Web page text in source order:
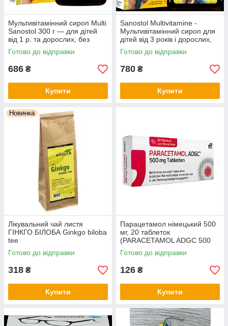
Мультивітамінний сироп Multi
Sanostol 300 г — для дітей
від 1 р. та дорослих, без
цукру, з апельсиновим
смаком, Німеччина
Готово до відправки
686 ₴
Купити
Sanostol Multivitamine -
Мультивітамінний сироп для
дітей від 3 років і дорослих,
без цукру, з натуральним
апельсиновим смаком
Готово до відправки
780 ₴
Купити
Новинка
Лікувальний чай листя
ГІНКГО БІЛОБА Ginkgo biloba
tee
Готово до відправки
318 ₴
Купити
Парацетамол німецький 500
мг, 20 таблеток
(PARACETAMOL ADGC 500
mg Tabletten, 20 St.)
Готово до відправки
126 ₴
Купити